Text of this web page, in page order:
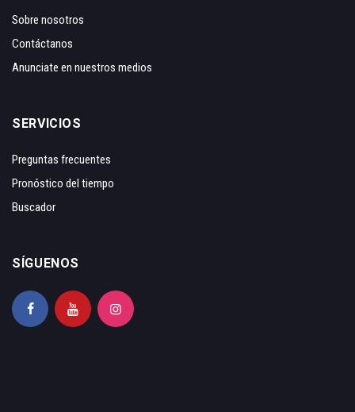
Sobre nosotros
Contáctanos
Anunciate en nuestros medios
SERVICIOS
Preguntas frecuentes
Pronóstico del tiempo
Buscador
SÍGUENOS